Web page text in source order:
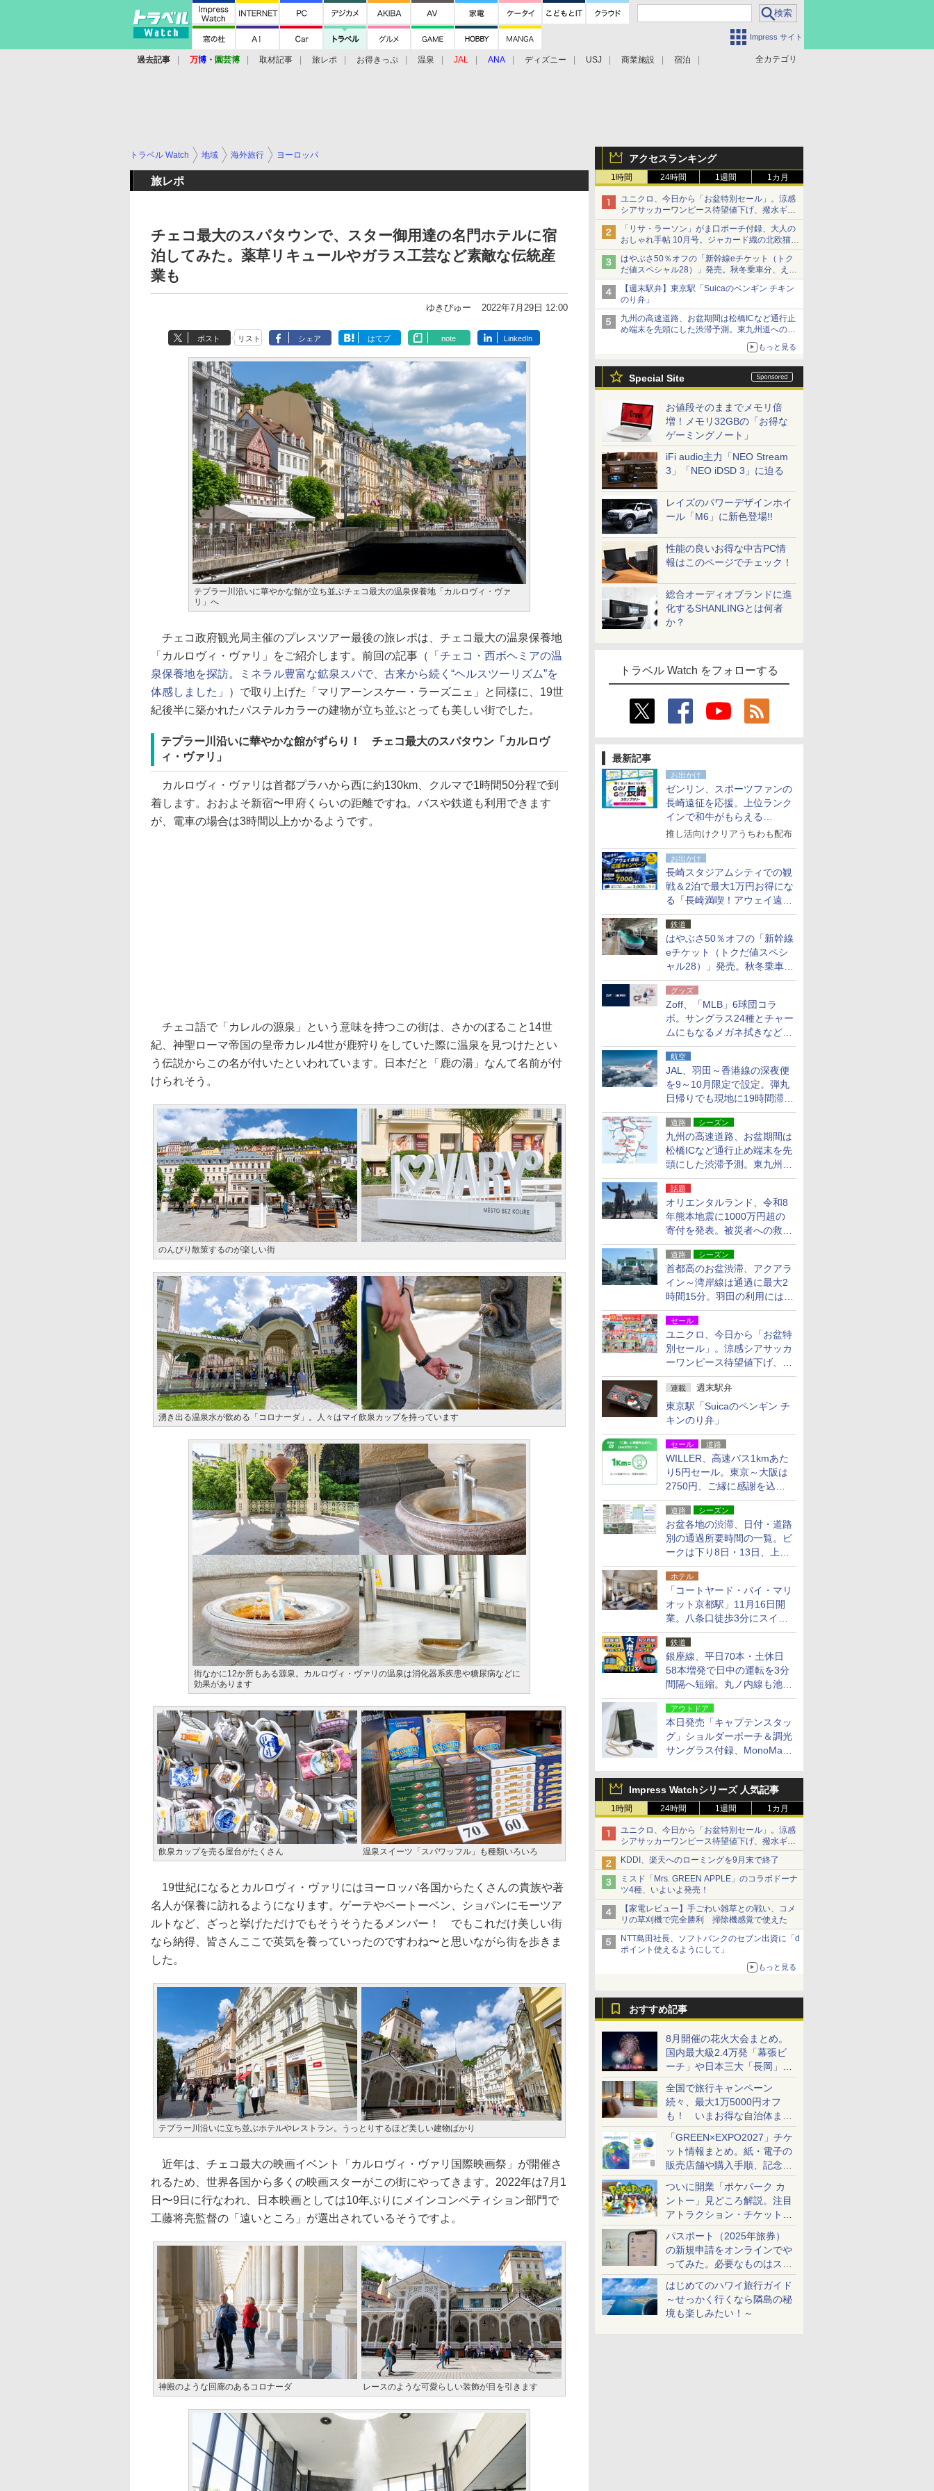
Impress サイト
全カテゴリ
過去記事 万博 ・ 園芸博 取材記事 旅レポ お得きっぷ 温泉 JAL ANA ディズニー USJ 商業施設 宿泊
アクセスランキング
1時間 24時間 1週間 1カ月
ユニクロ、今日から「お盆特別セール」。涼感
シアサッカーワンピース待望値下げ、撥水ギア
ショーツは1990円に
「リサ・ラーソン」がま口ポーチ付録、大人の
おしゃれ手帖 10月号。ジャカード織の北欧猫デ
ザイン
はやぶさ50％オフの「新幹線eチケット（トク
だ値スペシャル28）」発売。秋冬乗車分、えき
ねっと限定
【週末駅弁】東京駅「Suicaのペンギン チキン
のり弁」
九州の高速道路、お盆期間は松橋ICなど通行止
め端末を先頭にした渋滞予測。東九州道への迂
もっと見る
Special Site
お値段そのままでメモリ倍
増！メモリ32GBの「お得な
ゲーミングノート」
iFi audio主力「NEO Stream
3」「NEO iDSD 3」に迫る
レイズのパワーデザインホイ
ール「M6」に新色登場!!
性能の良いお得な中古PC情
報はこのページでチェック！
総合オーディオブランドに進
化するSHANLINGとは何者
か？
トラベル Watch をフォローする
最新記事
お出かけ
ゼンリン、スポーツファンの
長崎遠征を応援。上位ランク
インで和牛がもらえる
「GO！GO！長崎スタンプラ
推し活向けクリアうちわも配布
お出かけ
長崎スタジアムシティでの観
戦＆2泊で最大1万円お得にな
る「長崎満喫！アウェイ遠征
応援キャンペーン」
鉄道
はやぶさ50％オフの「新幹線
eチケット（トクだ値スペシ
ャル28）」発売。秋冬乗車
分、えきねっと限定
グッズ
Zoff、「MLB」6球団コラ
ボ。サングラス24種とチャー
ムにもなるメガネ拭きなど雑
貨24種
航空
JAL、羽田～香港線の深夜便
を9～10月限定で設定。弾丸
日帰りでも現地に19時間滞在
できる
道路 シーズン
九州の高速道路、お盆期間は
松橋ICなど通行止め端末を先
頭にした渋滞予測。東九州道
への迂回は料金調整を実施
話題
オリエンタルランド、令和8
年熊本地震に1000万円超の
寄付を発表。被災者への救援
活動・復旧支援
道路 シーズン
首都高のお盆渋滞、アクアラ
イン～湾岸線は通過に最大2
時間15分。羽田の利用には
「空港西出口」の利用検討を
セール
ユニクロ、今日から「お盆特
別セール」。涼感シアサッカ
ーワンピース待望値下げ、撥
水ギアショーツは1990円に
連載 週末駅弁
東京駅「Suicaのペンギン チ
キンのり弁」
セール 道路
WILLER、高速バス1kmあた
り5円セール。東京～大阪は
2750円、ご縁に感謝を込め
た20周年記念キャンペーン
道路 シーズン
お盆各地の渋滞、日付・道路
別の通過所要時間の一覧。ピ
ークは下り8日・13日、上り
14日・15日
ホテル
「コートヤード・バイ・マリ
オット京都駅」11月16日開
業。八条口徒歩3分にスイー
ト含む全270室、ダイニング
も併設
鉄道
銀座線、平日70本・土休日
58本増発で日中の運転を3分
間隔へ短縮。丸ノ内線も池袋
～中野坂上を4分間隔に
アウトドア
本日発売「キャプテンスタッ
グ」ショルダーポーチ＆調光
サングラス付録、MonoMax
Impress Watchシリーズ 人気記事
1時間 24時間 1週間 1カ月
ユニクロ、今日から「お盆特別セール」。涼感
シアサッカーワンピース待望値下げ、撥水ギア
ショーツは1990円に
KDDI、楽天へのローミングを9月末で終了
ミスド「Mrs. GREEN APPLE」のコラボドーナ
ツ4種、いよいよ発売！
【家電レビュー】手ごわい雑草との戦い、コメ
リの草刈機で完全勝利 掃除機感覚で使えた
NTT島田社長、ソフトバンクのセブン出資に「d
ポイント使えるようにして」
もっと見る
おすすめ記事
8月開催の花火大会まとめ。
国内最大級2.4万発「幕張ビ
ーチ」や日本三大「長岡」な
ど大型イベント目白押し！
全国で旅行キャンペーン
続々、最大1万5000円オフ
も！ いまお得な自治体まと
め
「GREEN×EXPO2027」チケ
ット情報まとめ。紙・電子の
販売店舗や購入手順、記念チ
ケットも解説
ついに開業「ポケパーク カ
ントー」見どころ解説。注目
アトラクション・チケット手
配・来場前に必要な準備は？
パスポート（2025年旅券）
の新規申請をオンラインでや
ってみた。必要なものはスマ
ホとマイナカードのみ
はじめてのハワイ旅行ガイド
～せっかく行くなら隣島の秘
境も楽しみたい！～
トラベル Watch 地域 海外旅行 ヨーロッパ
旅レポ
チェコ最大のスパタウンで、スター御用達の名門ホテルに宿
泊してみた。薬草リキュールやガラス工芸など素敵な伝統産
業も
ゆきぴゅー 2022年7月29日 12:00
ポスト リスト シェア はてブ note LinkedIn
テプラー川沿いに華やかな館が立ち並ぶチェコ最大の温泉保養地「カルロヴィ・ヴァ
リ」へ
チェコ政府観光局主催のプレスツアー最後の旅レポは、チェコ最大の温泉保養地
「カルロヴィ・ヴァリ」をご紹介します。前回の記事（「 チェコ・西ボヘミアの温
泉保養地を探訪。ミネラル豊富な鉱泉スパで、古来から続く“ヘルスツーリズム”を
体感しました 」）で取り上げた「マリアーンスケー・ラーズニェ」と同様に、19世
紀後半に築かれたパステルカラーの建物が立ち並ぶとっても美しい街でした。
テプラー川沿いに華やかな館がずらり！ チェコ最大のスパタウン「カルロヴ
ィ・ヴァリ」
カルロヴィ・ヴァリは首都プラハから西に約130km、クルマで1時間50分程で到
着します。おおよそ新宿〜甲府くらいの距離ですね。バスや鉄道も利用できます
が、電車の場合は3時間以上かかるようです。
チェコ語で「カレルの源泉」という意味を持つこの街は、さかのぼること14世
紀、神聖ローマ帝国の皇帝カレル4世が鹿狩りをしていた際に温泉を見つけたとい
う伝説からこの名が付いたといわれています。日本だと「鹿の湯」なんて名前が付
けられそう。
のんびり散策するのが楽しい街
湧き出る温泉水が飲める「コロナーダ」。人々はマイ飲泉カップを持っています
街なかに12か所もある源泉。カルロヴィ・ヴァリの温泉は消化器系疾患や糖尿病などに
効果があります
飲泉カップを売る屋台がたくさん 温泉スイーツ「スパワッフル」も種類いろいろ
19世紀になるとカルロヴィ・ヴァリにはヨーロッパ各国からたくさんの貴族や著
名人が保養に訪れるようになります。ゲーテやベートーベン、ショパンにモーツア
ルトなど、ざっと挙げただけでもそうそうたるメンバー！ でもこれだけ美しい街
なら納得、皆さんここで英気を養っていったのですわね〜と思いながら街を歩きま
した。
テプラー川沿いに立ち並ぶホテルやレストラン。うっとりするほど美しい建物ばかり
近年は、チェコ最大の映画イベント「カルロヴィ・ヴァリ国際映画祭」が開催さ
れるため、世界各国から多くの映画スターがこの街にやってきます。2022年は7月1
日〜9日に行なわれ、日本映画としては10年ぶりにメインコンペティション部門で
工藤将亮監督の「遠いところ」が選出されているそうですよ。
神殿のような回廊のあるコロナーダ レースのような可愛らしい装飾が目を引きます